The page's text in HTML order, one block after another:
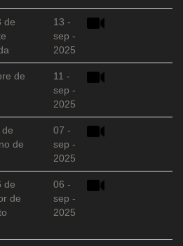
de
13 -
sep -
2025
de
11 -
sep -
2025
de
de
07 -
sep -
2025
de
de
06 -
sep -
2025